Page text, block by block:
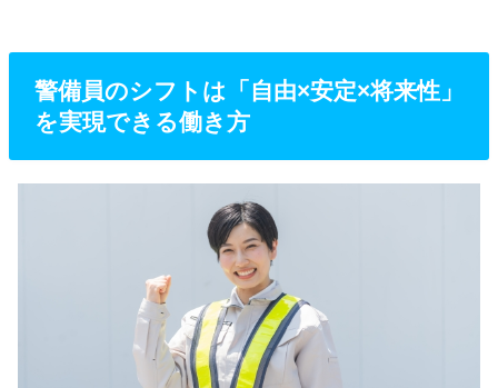
警備員のシフトは「自由×安定×将来性」
を実現できる働き方